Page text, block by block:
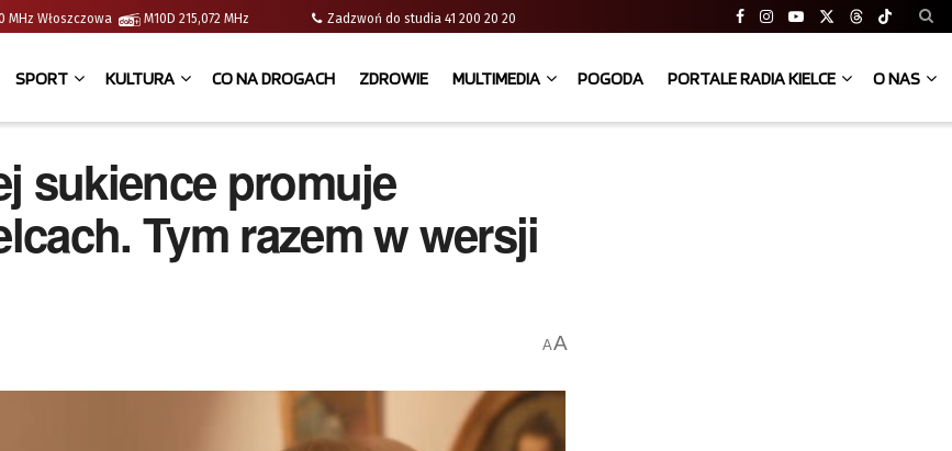
MHz Włoszczowa M10D 215,072 MHz Zadzwoń do studia 41 200 20 20
SPORT KULTURA CO NA DROGACH ZDROWIE MULTIMEDIA POGODA PORTALE RADIA KIELCE O NAS
sukience promuje
Tym razem w wersji
AA